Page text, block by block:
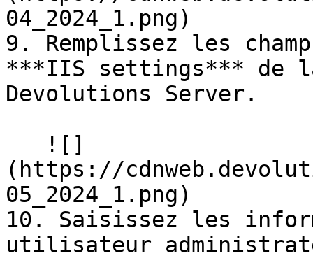
04_2024_1.png)
9. Remplissez les
***IIS settings*** de
Devolutions Server.
(https://
05_2024_1.png)
10. Saisissez les
utilisateur